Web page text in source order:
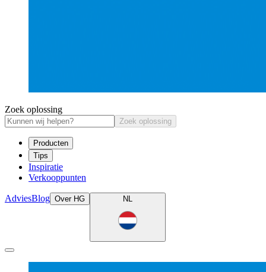
Zoek oplossing
Zoek oplossing
Producten
Tips
Inspiratie
Verkooppunten
AdviesBlog Over HG NL